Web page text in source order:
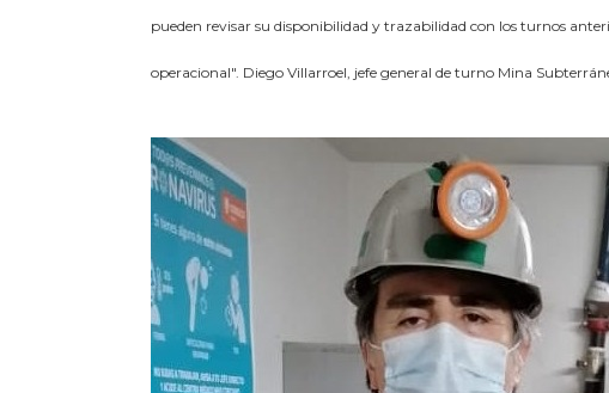
pueden revisar su disponibilidad y trazabilidad con los turnos
operacional". Diego Villarroel, jefe general de turno Mina